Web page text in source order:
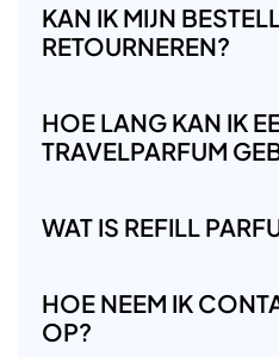
KAN IK MIJN
RETOURNEREN?
HOE LANG KAN IK
TRAVELPARFUM
WAT IS REFILL
HOE NEEM IK
OP?